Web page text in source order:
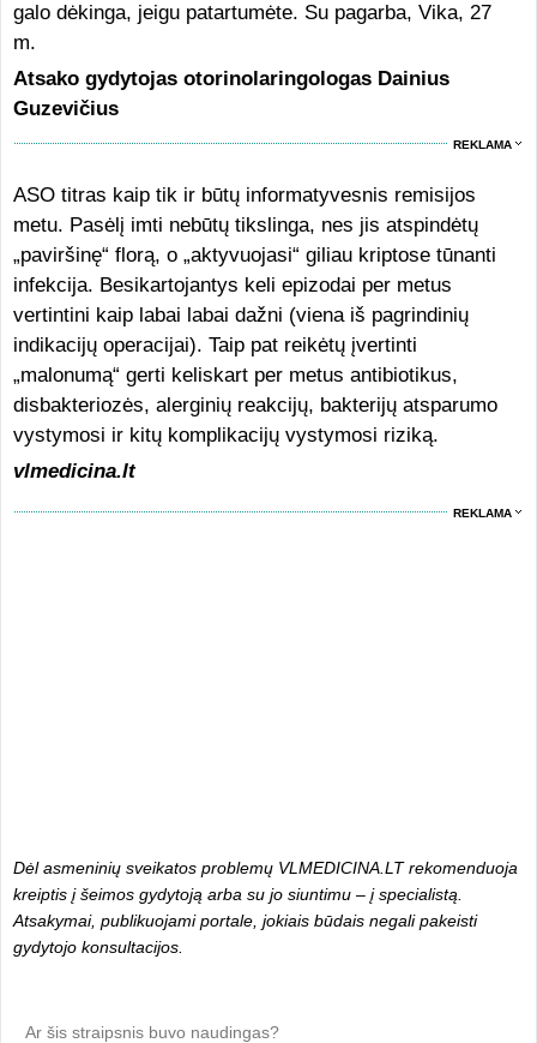
galo dėkinga, jeigu patartumėte. Su pagarba, Vika, 27
m.
Atsako gydytojas otorinolaringologas Dainius
Guzevičius
REKLAMA
ASO titras kaip tik ir būtų informatyvesnis remisijos
metu. Pasėlį imti nebūtų tikslinga, nes jis atspindėtų
„paviršinę“ florą, o „aktyvuojasi“ giliau kriptose tūnanti
infekcija. Besikartojantys keli epizodai per metus
vertintini kaip labai labai dažni (viena iš pagrindinių
indikacijų operacijai). Taip pat reikėtų įvertinti
„malonumą“ gerti keliskart per metus antibiotikus,
disbakteriozės, alerginių reakcijų, bakterijų atsparumo
vystymosi ir kitų komplikacijų vystymosi riziką.
vlmedicina.lt
REKLAMA
Dėl asmeninių sveikatos problemų VLMEDICINA.LT rekomenduoja
kreiptis į šeimos gydytoją arba su jo siuntimu – į specialistą.
Atsakymai, publikuojami portale, jokiais būdais negali pakeisti
gydytojo konsultacijos.
Ar šis straipsnis buvo naudingas?